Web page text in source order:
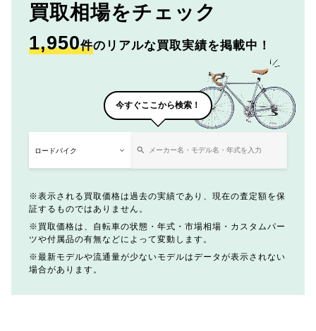
買取相場をチェック
1,950件のリアルな買取実績を掲載中！
今すぐここから検索！
表示される買取価格は過去の実績であり、現在の査定額を保
証するものではありません。
買取価格は、自転車の状態・年式・市場相場・カスタムパー
ツや付属品の有無などによって変動します。
最新モデルや流通量が少ないモデルはデータが表示されない
場合があります。